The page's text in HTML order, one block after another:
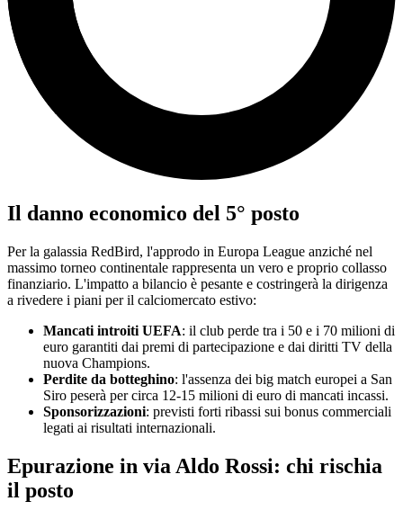
Il danno economico del 5° posto
Per la galassia RedBird, l'approdo in Europa League anziché nel
massimo torneo continentale rappresenta un vero e proprio collasso
finanziario. L'impatto a bilancio è pesante e costringerà la dirigenza
a rivedere i piani per il calciomercato estivo:
Mancati introiti UEFA: il club perde tra i 50 e i 70 milioni di
euro garantiti dai premi di partecipazione e dai diritti TV della
nuova Champions.
Perdite da botteghino: l'assenza dei big match europei a San
Siro peserà per circa 12-15 milioni di euro di mancati incassi.
Sponsorizzazioni: previsti forti ribassi sui bonus commerciali
legati ai risultati internazionali.
Epurazione in via Aldo Rossi: chi rischia
il posto